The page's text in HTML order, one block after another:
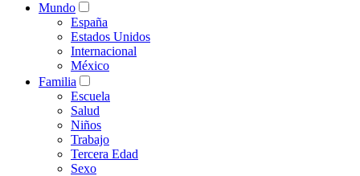
Mundo
España
Estados Unidos
Internacional
México
Familia
Escuela
Salud
Niños
Trabajo
Tercera Edad
Sexo